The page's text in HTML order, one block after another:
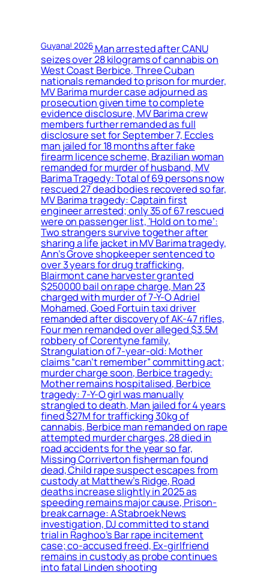
Guyana! 2026Man arrested after CANU
seizes over 28 kilograms of cannabis on
West Coast Berbice, Three Cuban
nationals remanded to prison for murder,
MV Barima murder case adjourned as
prosecution given time to complete
evidence disclosure, MV Barima crew
members further remanded as full
disclosure set for September 7, Eccles
man jailed for 18 months after fake
firearm licence scheme, Brazilian woman
remanded for murder of husband, MV
Barima Tragedy: Total of 69 persons now
rescued 27 dead bodies recovered so far,
MV Barima tragedy: Captain first
engineer arrested; only 35 of 67 rescued
were on passenger list, ‘Hold on to me’:
Two strangers survive together after
sharing a life jacket in MV Barima tragedy,
Ann’s Grove shopkeeper sentenced to
over 3 years for drug trafficking,
Blairmont cane harvester granted
$250000 bail on rape charge, Man 23
charged with murder of 7-Y-O Adriel
Mohamed, Goed Fortuin taxi driver
remanded after discovery of AK-47 rifles,
Four men remanded over alleged $3.5M
robbery of Corentyne family,
Strangulation of 7-year-old: Mother
claims “can’t remember” committing act;
murder charge soon, Berbice tragedy:
Mother remains hospitalised, Berbice
tragedy: 7-Y-O girl was manually
strangled to death, Man jailed for 4 years
fined $27M for trafficking 30kg of
cannabis, Berbice man remanded on rape
attempted murder charges, 28 died in
road accidents for the year so far,
Missing Corriverton fisherman found
dead, Child rape suspect escapes from
custody at Matthew’s Ridge, Road
deaths increase slightly in 2025 as
speeding remains major cause, Prison-
break carnage: A Stabroek News
investigation, DJ committed to stand
trial in Raghoo’s Bar rape incitement
case; co-accused freed, Ex-girlfriend
remains in custody as probe continues
into fatal Linden shooting